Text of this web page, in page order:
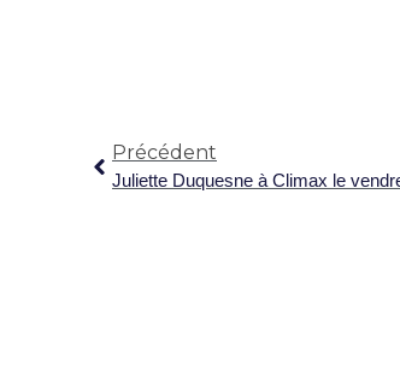
Précédent
Juliette Duquesne à Climax le